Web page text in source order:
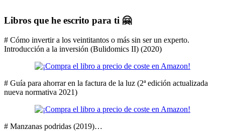
Libros que he escrito para ti 🤗
# Cómo invertir a los veintitantos o más sin ser un experto.
Introducción a la inversión (Bulidomics II) (2020)
# Guía para ahorrar en la factura de la luz (2ª edición actualizada
nueva normativa 2021)
# Manzanas podridas (2019)…